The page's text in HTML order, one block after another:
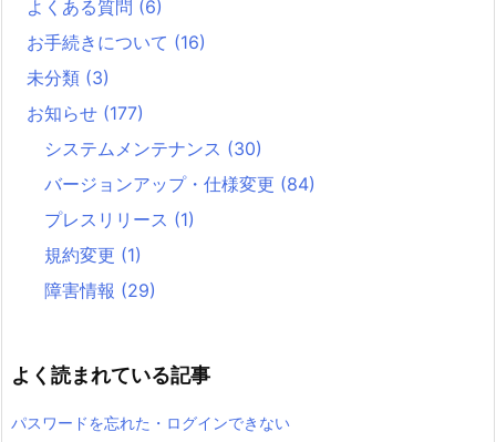
よくある質問 (6)
お手続きについて (16)
未分類 (3)
お知らせ (177)
システムメンテナンス (30)
バージョンアップ・仕様変更 (84)
プレスリリース (1)
規約変更 (1)
障害情報 (29)
よく読まれている記事
パスワードを忘れた・ログインできない